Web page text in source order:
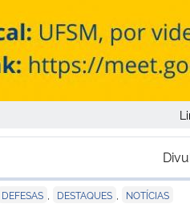
DEFESAS DESTAQUES NOTÍCIAS